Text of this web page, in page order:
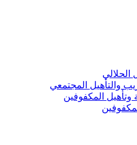
والتأهيل المجتمعي
وتأهيل المكفوفين